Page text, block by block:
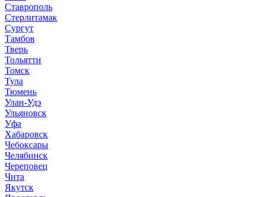
Ставрополь
Стерлитамак
Сургут
Тамбов
Тверь
Тольятти
Томск
Тула
Тюмень
Улан-Удэ
Ульяновск
Уфа
Хабаровск
Чебоксары
Челябинск
Череповец
Чита
Якутск